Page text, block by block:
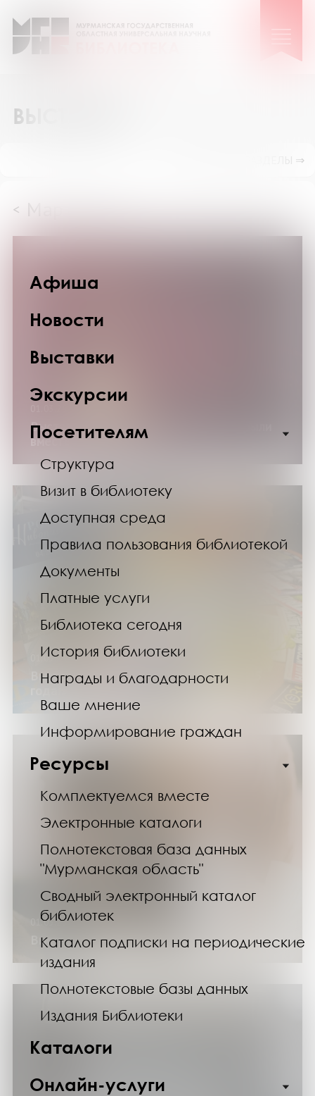
Афиша
Новости
Выставки
Экскурсии
Посетителям
Структура
Визит в библиотеку
Доступная среда
Правила пользования библиотекой
Документы
Платные услуги
Библиотека сегодня
История библиотеки
Награды и благодарности
Ваше мнение
Информирование граждан
Ресурсы
Комплектуемся вместе
Электронные каталоги
Полнотекстовая база данных
"Мурманская область"
Сводный электронный каталог
библиотек
Каталог подписки на периодические
издания
Полнотекстовые базы данных
Издания Библиотеки
Каталоги
Онлайн-услуги
ВЫСТАВКИ
< Март 2025
Выставка «В борьбе с нацизмом мы были
вместе»
01.03.25
Выставка «Встречайте – юбиляры 2025
года!»
01.03.25
Выставка «Встречают книгу по обложке…»
ПОКАЗАТЬ ПОДРАЗДЕЛЫ ⇒